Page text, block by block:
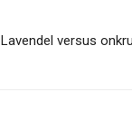
Lavendel versus